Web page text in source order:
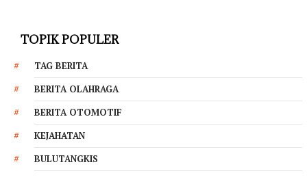
TOPIK POPULER
TAG BERITA
BERITA OLAHRAGA
BERITA OTOMOTIF
KEJAHATAN
BULUTANGKIS